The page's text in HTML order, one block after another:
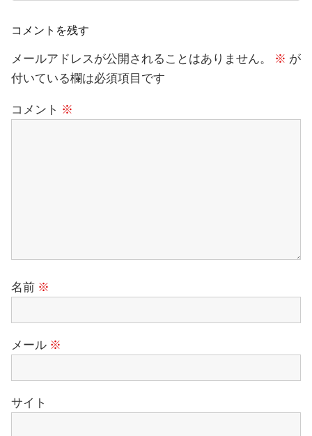
ゲ
シ
ョ
ン
Post:
コメントを残す
メールアドレスが公開されることはありません。 ※ が
付いている欄は必須項目です
コメント ※
名前 ※
メール ※
サイト